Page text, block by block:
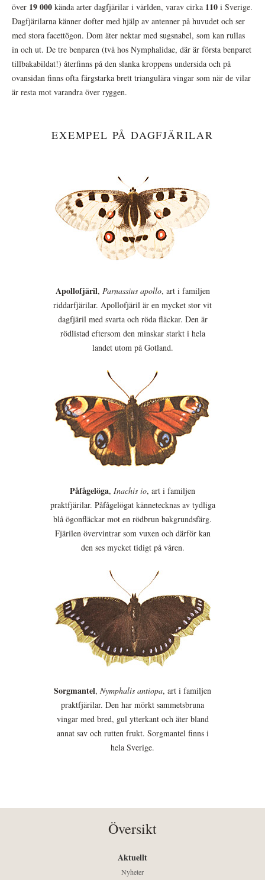
över 19 000 kända arter dagfjärilar i världen, varav cirka 110 i Sverige.
Dagfjärilarna känner dofter med hjälp av antenner på huvudet och ser
med stora facettögon. Dom äter nektar med sugsnabel, som kan rullas
in och ut. De tre benparen (två hos Nymphalidae, där är första benparet
tillbakabildat!) återfinns på den slanka kroppens undersida och på
ovansidan finns ofta färgstarka brett triangulära vingar som när de vilar
är resta mot varandra över ryggen.
EXEMPEL PÅ DAGFJÄRILAR
Apollofjäril, Parnassius apollo, art i familjen
riddarfjärilar. Apollofjäril är en mycket stor vit
dagfjäril med svarta och röda fläckar. Den är
rödlistad eftersom den minskar starkt i hela
landet utom på Gotland.
Påfågelöga, Inachis io, art i familjen
praktfjärilar. Påfågelögat kännetecknas av tydliga
blå ögonfläckar mot en rödbrun bakgrundsfärg.
Fjärilen övervintrar som vuxen och därför kan
den ses mycket tidigt på våren.
Sorgmantel, Nymphalis antiopa, art i familjen
praktfjärilar. Den har mörkt sammetsbruna
vingar med bred, gul ytterkant och äter bland
annat sav och rutten frukt. Sorgmantel finns i
hela Sverige.
Översikt
Aktuellt
Nyheter